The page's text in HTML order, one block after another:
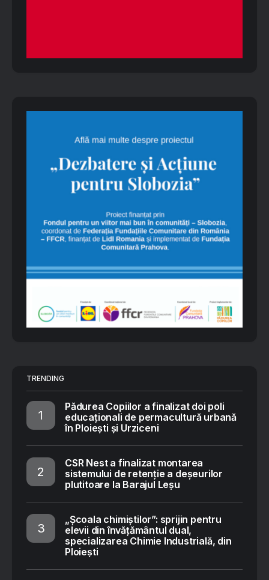
TRENDING
Pădurea Copiilor a finalizat doi poli
educaționali de permacultură urbană
în Ploiești și Urziceni
CSR Nest a finalizat montarea
sistemului de retenție a deșeurilor
plutitoare la Barajul Leșu
„Școala chimiștilor”: sprijin pentru
elevii din învățământul dual,
specializarea Chimie Industrială, din
Ploiești